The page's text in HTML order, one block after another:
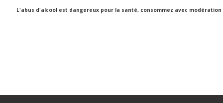
L'abus d'alcool est dangereux pour la santé, consommez avec modération
Victor Hugo)